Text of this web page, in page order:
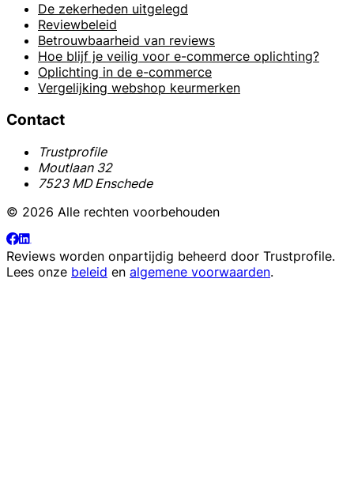
De zekerheden uitgelegd
Reviewbeleid
Betrouwbaarheid van reviews
Hoe blijf je veilig voor e-commerce oplichting?
Oplichting in de e-commerce
Vergelijking webshop keurmerken
Contact
Trustprofile
Moutlaan 32
7523 MD Enschede
© 2026 Alle rechten voorbehouden
Reviews worden onpartijdig beheerd door Trustprofile.
Lees onze beleid en algemene voorwaarden.